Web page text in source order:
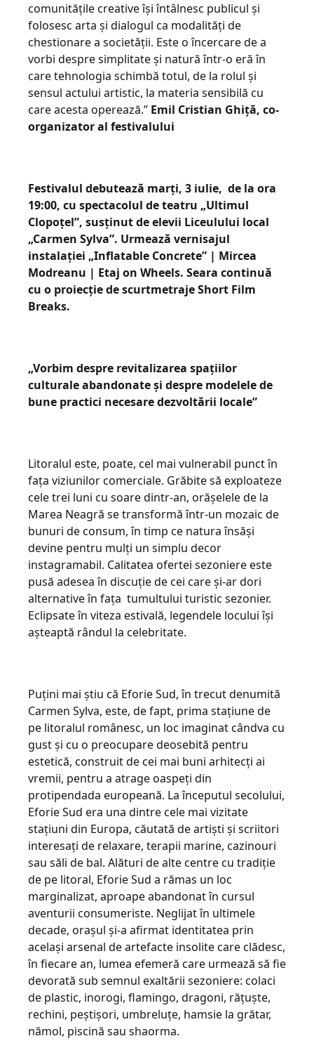
comunitățile creative își întâlnesc publicul și
folosesc arta și dialogul ca modalități de
chestionare a societății. Este o încercare de a
vorbi despre simplitate și natură într-o eră în
care tehnologia schimbă totul, de la rolul și
sensul actului artistic, la materia sensibilă cu
care acesta operează.” Emil Cristian Ghiță, co-
organizator al festivalului
Festivalul debutează marți, 3 iulie, de la ora
19:00, cu spectacolul de teatru „Ultimul
Clopoțel”, susținut de elevii Liceulului local
„Carmen Sylva”. Urmează vernisajul
instalației „Inflatable Concrete” | Mircea
Modreanu | Etaj on Wheels. Seara continuă
cu o proiecție de scurtmetraje Short Film
Breaks.
„Vorbim despre revitalizarea spațiilor
culturale abandonate și despre modelele de
bune practici necesare dezvoltării locale”
Litoralul este, poate, cel mai vulnerabil punct în
fața viziunilor comerciale. Grăbite să exploateze
cele trei luni cu soare dintr-an, orășelele de la
Marea Neagră se transformă într-un mozaic de
bunuri de consum, în timp ce natura însăși
devine pentru mulți un simplu decor
instagramabil. Calitatea ofertei sezoniere este
pusă adesea în discuție de cei care și-ar dori
alternative în fața tumultului turistic sezonier.
Eclipsate în viteza estivală, legendele locului își
așteaptă rândul la celebritate.
Puțini mai știu că Eforie Sud, în trecut denumită
Carmen Sylva, este, de fapt, prima stațiune de
pe litoralul românesc, un loc imaginat cândva cu
gust și cu o preocupare deosebită pentru
estetică, construit de cei mai buni arhitecți ai
vremii, pentru a atrage oaspeți din
protipendada europeană. La începutul secolului,
Eforie Sud era una dintre cele mai vizitate
stațiuni din Europa, căutată de artiști și scriitori
interesați de relaxare, terapii marine, cazinouri
sau săli de bal. Alături de alte centre cu tradiție
de pe litoral, Eforie Sud a rămas un loc
marginalizat, aproape abandonat în cursul
aventurii consumeriste. Neglijat în ultimele
decade, orașul și-a afirmat identitatea prin
același arsenal de artefacte insolite care clădesc,
în fiecare an, lumea efemeră care urmează să fie
devorată sub semnul exaltării sezoniere: colaci
de plastic, inorogi, flamingo, dragoni, rățuște,
rechini, peștișori, umbreluțe, hamsie la grătar,
nămol, piscină sau shaorma.